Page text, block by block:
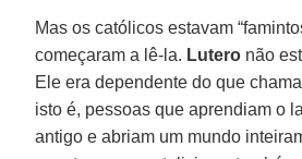
Mas os católicos estavam
começaram a lê-la. Lutero não
Ele era dependente do que
isto é, pessoas que aprendiam o
antigo e abriam um mundo